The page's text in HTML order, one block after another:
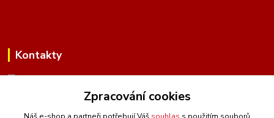
Kontakty
(Po-Pá, 10 - 16 hod.)
Zpracování cookies